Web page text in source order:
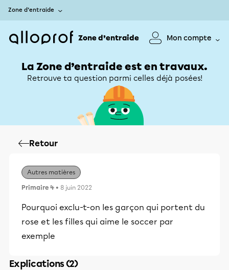
Zone d’entraide
Zone d’entraide Mon compte
La Zone d’entraide est en travaux.
Retrouve ta question parmi celles déjà posées!
Retour
Autres matières
Primaire 4 • 8 juin 2022
Pourquoi exclu-t-on les garçon qui portent du
rose et les filles qui aime le soccer par
exemple
Explications (2)